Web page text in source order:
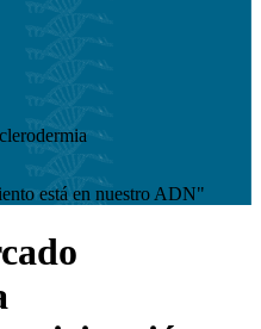
está en nuestro ADN"